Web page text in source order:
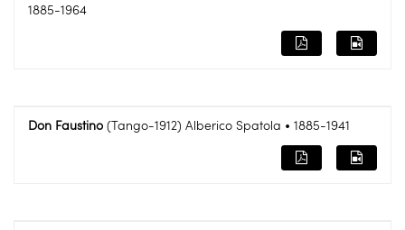
1885-1964
Don Faustino (Tango-1912) Alberico Spatola • 1885-1941